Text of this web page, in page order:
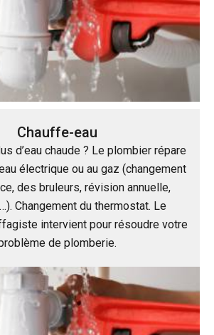
Chauffe-eau
d’eau chaude ? Le plombier répare
électrique ou au gaz (changement
des bruleurs, révision annuelle,
Changement du thermostat. Le
intervient pour résoudre votre
de plomberie.